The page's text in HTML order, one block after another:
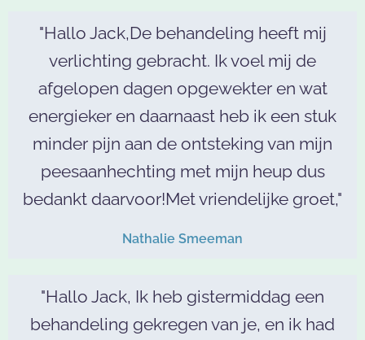
"Hallo Jack,De behandeling heeft mij
verlichting gebracht. Ik voel mij de
afgelopen dagen opgewekter en wat
energieker en daarnaast heb ik een stuk
minder pijn aan de ontsteking van mijn
peesaanhechting met mijn heup dus
bedankt daarvoor!Met vriendelijke groet,"
Nathalie Smeeman
"Hallo Jack, Ik heb gistermiddag een
behandeling gekregen van je, en ik had